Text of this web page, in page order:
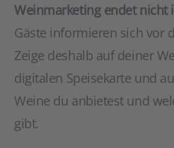
Weinmarketing endet nicht
Gäste informieren sich vor
Zeige deshalb auf deiner
digitalen Speisekarte und
Weine du anbietest und
gibt.